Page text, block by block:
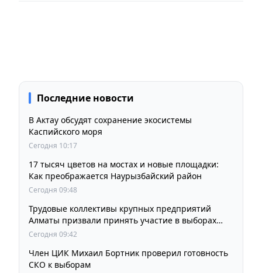
Последние новости
В Актау обсудят сохранение экосистемы
Каспийского моря
Сегодня 10:17
17 тысяч цветов на мостах и новые площадки:
Как преображается Наурызбайский район
Сегодня 09:48
Трудовые коллективы крупных предприятий
Алматы призвали принять участие в выборах
членов Курултая
Сегодня 09:42
Член ЦИК Михаил Бортник проверил готовность
СКО к выборам